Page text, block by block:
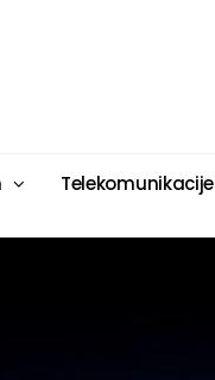
Telekomunikacije